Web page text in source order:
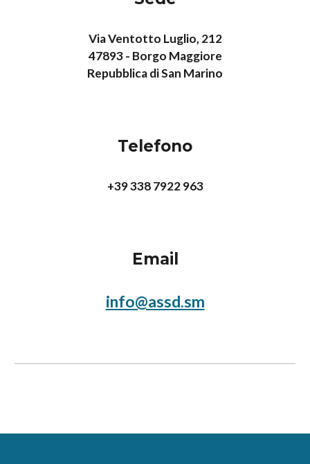
Via Ventotto Luglio, 212
47893 - Borgo Maggiore
Repubblica di San Marino
Telefono
+39 338 7922 963
Email
info@assd.sm